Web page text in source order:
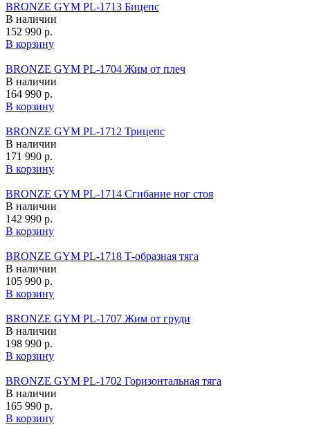
BRONZE GYM PL-1713 Бицепс
В наличии
152 990 р.
В корзину
BRONZE GYM PL-1704 Жим от плеч
В наличии
164 990 р.
В корзину
BRONZE GYM PL-1712 Трицепс
В наличии
171 990 р.
В корзину
BRONZE GYM PL-1714 Сгибание ног стоя
В наличии
142 990 р.
В корзину
BRONZE GYM PL-1718 Т-образная тяга
В наличии
105 990 р.
В корзину
BRONZE GYM PL-1707 Жим от груди
В наличии
198 990 р.
В корзину
BRONZE GYM PL-1702 Горизонтальная тяга
В наличии
165 990 р.
В корзину